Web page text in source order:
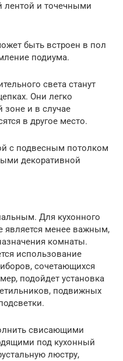
и точечными
быть встроен в пол
подиума.
света станут
Они легко
и в случае
в другое место.
с подвесным потолком
декоративной
Для кухонного
является менее важным,
комнаты.
использование
сочетающихся
подойдет установка
подвижных
свисающими
под кухонный
люстру,